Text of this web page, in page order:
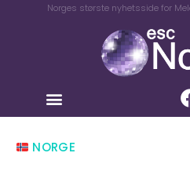
Norges største nyhetsside for
NORGE